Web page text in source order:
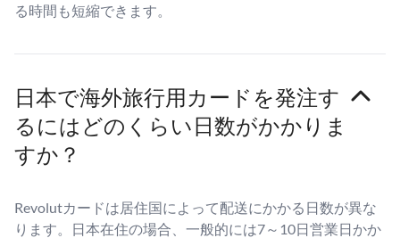
る時間も短縮できます。
日本で海外旅行用カードを発注す
るにはどのくらい日数がかかりま
すか？
Revolutカードは居住国によって配送にかかる日数が異な
ります。日本在住の場合、一般的には7～10日営業日かか